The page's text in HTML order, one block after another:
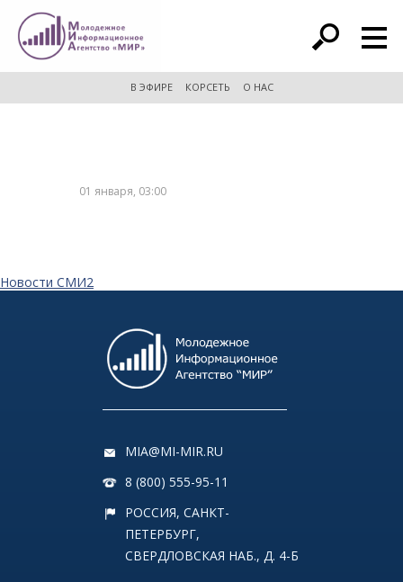
расширенный поиск
В ЭФИРЕ КОРСЕТЬ О НАС
01 января, 03:00
Новости СМИ2
MIA@MI-MIR.RU
8 (800) 555-95-11
РОССИЯ, САНКТ-
ПЕТЕРБУРГ,
СВЕРДЛОВСКАЯ НАБ., Д. 4-Б